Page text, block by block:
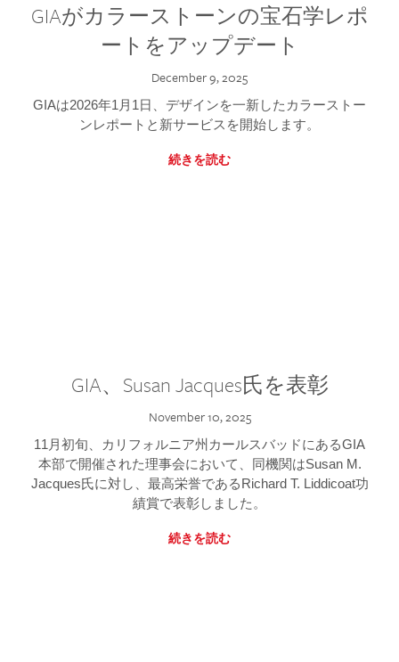
GIAがカラーストーンの宝石学レポ
ートをアップデート
December 9, 2025
GIAは2026年1月1日、デザインを一新したカラーストー
ンレポートと新サービスを開始します。
続きを読む
GIA、Susan Jacques氏を表彰
November 10, 2025
11月初旬、カリフォルニア州カールスバッドにあるGIA
本部で開催された理事会において、同機関はSusan M.
Jacques氏に対し、最高栄誉であるRichard T. Liddicoat功
績賞で表彰しました。
続きを読む